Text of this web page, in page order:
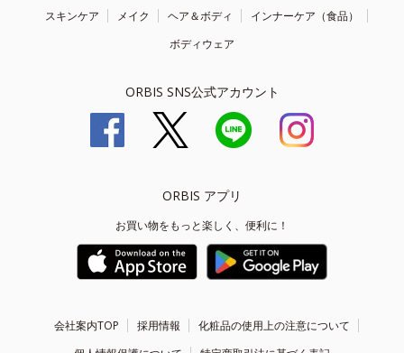
スキンケア メイク ヘア＆ボディ
インナーケア（食品）
ボディウェア
ORBIS SNS公式アカウント
ORBIS アプリ
お買い物をもっと楽しく、便利に！
会社案内TOP 採用情報
化粧品の使用上の注意について